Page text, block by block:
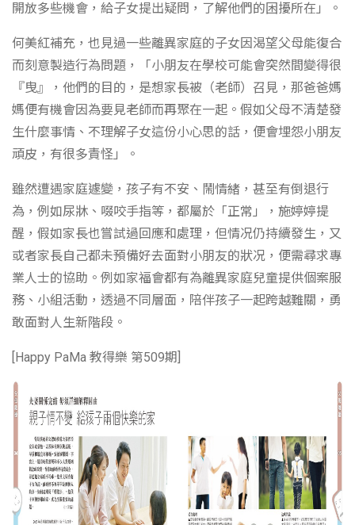
開放多些機會，給子女提出疑問，了解他們的困擾所在」。
何美紅補充，也見過一些離異家庭的子女因渴望父母能復合
而刻意製造行為問題，「小朋友在學校可能會突然間變得很
『曳』，他們的目的，是想家長被（老師）召見，那爸爸媽
媽便有機會因為要見老師而再聚在一起。假如父母不清楚發
生什麼事情、不理解子女這份小心思的話，便會埋怨小朋友
頑皮，有很多責怪」。
雖然遭遇家庭遽變，孩子有不安、鬧情緒，甚至有倒退行
為，例如尿牀、啜咬手指等，都屬於「正常」，施婷婷提
醒，假如家長也嘗試過回應和處理，但情况仍持續發生，又
或者家長自己都未預備好去面對小朋友的狀况，便需尋求專
業人士的協助。例如家福會都有為離異家庭兒童提供個案服
務、小組活動，透過不同層面，陪伴孩子一起跨越難關，勇
敢面對人生新階段。
[Happy PaMa 教得樂 第509期]